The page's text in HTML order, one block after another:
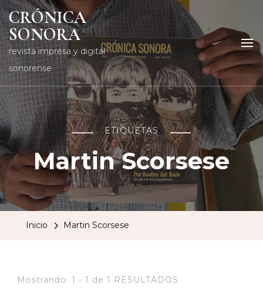
CRÓNICA
SONORA
revista impresa y digital
sonorense
ETIQUETAS
Martin Scorsese
Inicio Martin Scorsese
Mostrando: 1 - 1 de 1 RESULTADOS